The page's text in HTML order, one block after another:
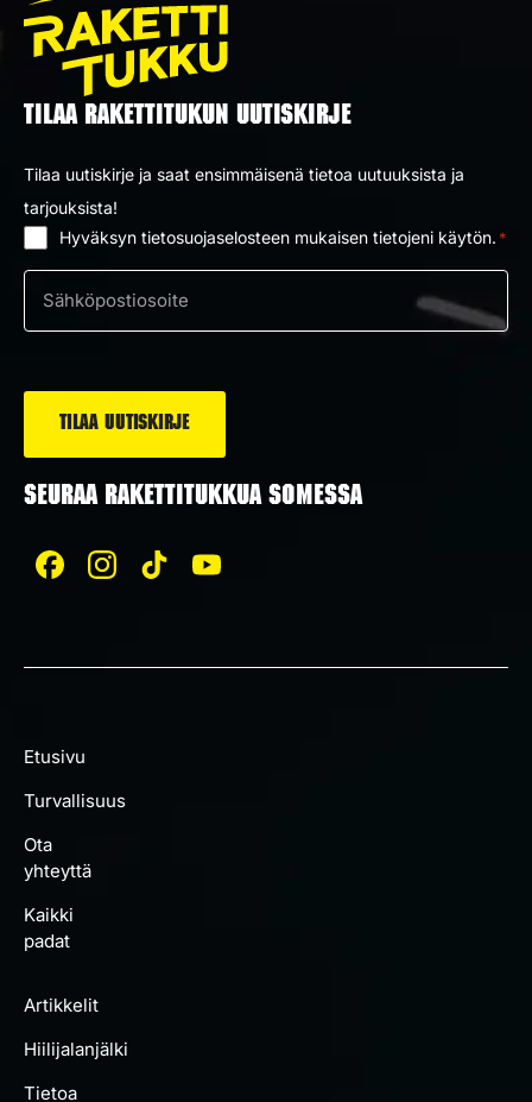
TILAA RAKETTITUKUN UUTISKIRJE
Tilaa uutiskirje ja saat ensimmäisenä tietoa uutuuksista ja
tarjouksista!
Hyväksyn tietosuojaselosteen mukaisen tietojeni käytön. *
Sähköposti
SEURAA RAKETTITUKKUA SOMESSA
Etusivu
Turvallisuus
Ota
yhteyttä
Kaikki
padat
Artikkelit
Hiilijalanjälki
Tietoa